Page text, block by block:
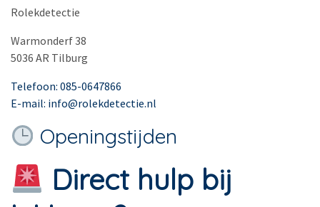
Rolekdetectie
Warmonderf 38
5036 AR Tilburg
Telefoon: 085-0647866
E-mail: info@rolekdetectie.nl
Openingstijden
Direct hulp bij